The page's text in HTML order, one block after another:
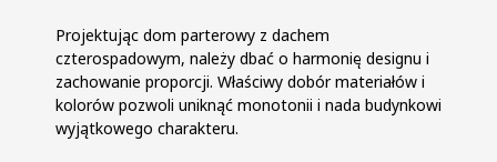
Projektując dom parterowy z dachem
czterospadowym, należy dbać o harmonię designu i
zachowanie proporcji. Właściwy dobór materiałów i
kolorów pozwoli uniknąć monotonii i nada budynkowi
wyjątkowego charakteru.